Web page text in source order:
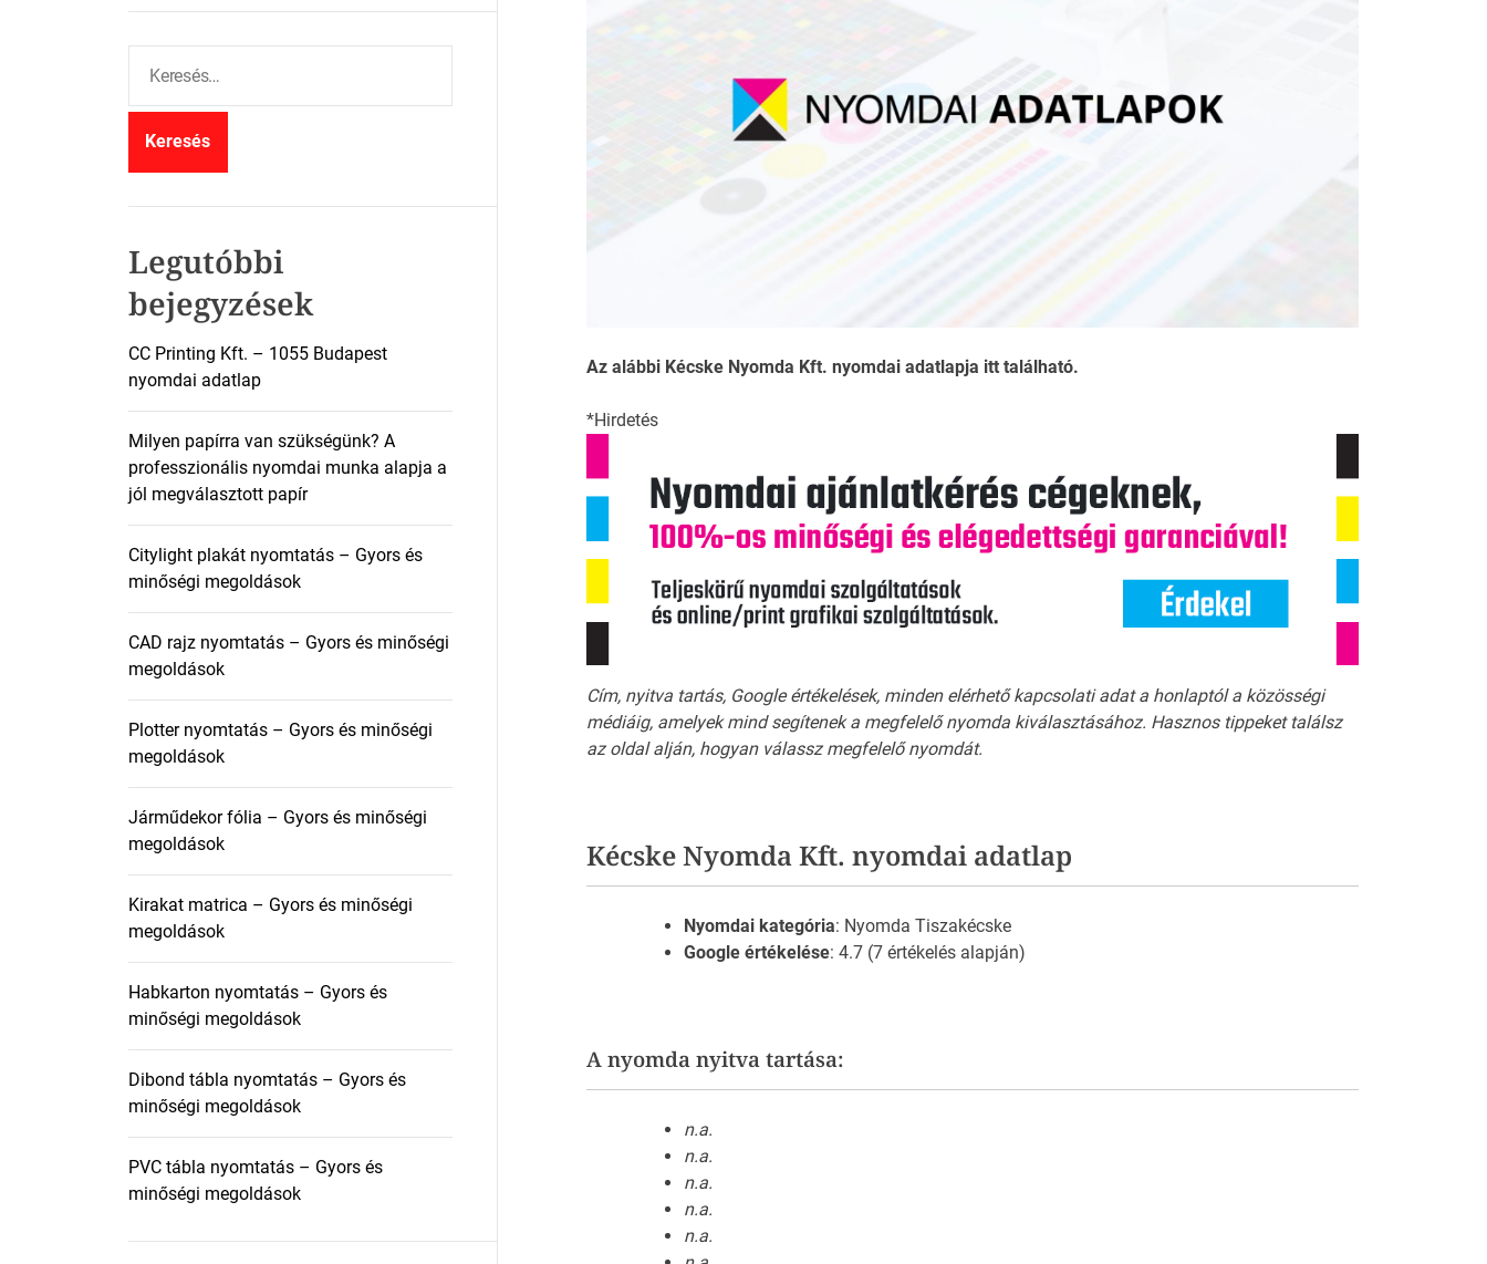
Az alábbi Kécske Nyomda Kft. nyomdai adatlapja itt található.
*Hirdetés
Cím, nyitva tartás, Google értékelések, minden elérhető kapcsolati adat a honlaptól a közösségi
médiáig, amelyek mind segítenek a megfelelő nyomda kiválasztásához. Hasznos tippeket találsz
az oldal alján, hogyan válassz megfelelő nyomdát.
Kécske Nyomda Kft. nyomdai adatlap
Nyomdai kategória: Nyomda Tiszakécske
Google értékelése: 4.7 (7 értékelés alapján)
A nyomda nyitva tartása:
n.a.
n.a.
n.a.
n.a.
n.a.
r
Legutóbbi
bejegyzések
CC Printing Kft. – 1055 Budapest
nyomdai adatlap
Milyen papírra van szükségünk? A
professzionális nyomdai munka alapja a
jól megválasztott papír
Citylight plakát nyomtatás – Gyors és
minőségi megoldások
CAD rajz nyomtatás – Gyors és minőségi
megoldások
Plotter nyomtatás – Gyors és minőségi
megoldások
Járműdekor fólia – Gyors és minőségi
megoldások
Kirakat matrica – Gyors és minőségi
megoldások
Habkarton nyomtatás – Gyors és
minőségi megoldások
Dibond tábla nyomtatás – Gyors és
minőségi megoldások
PVC tábla nyomtatás – Gyors és
minőségi megoldások